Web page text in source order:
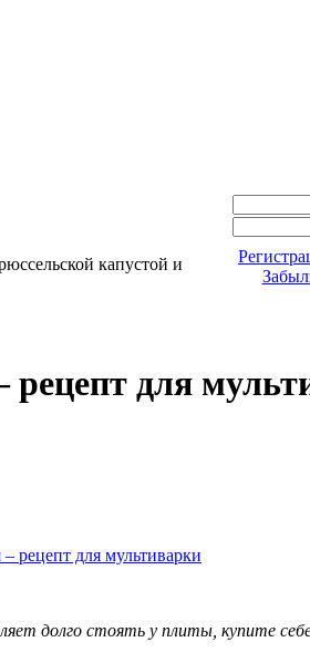
капустой и
рецепт для
долго стоять у плиты, купите